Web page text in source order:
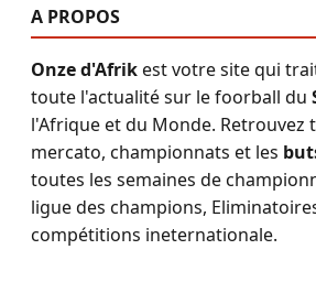
A PROPOS
Onze d'Afrikest votre site qui
toute l'actualité sur le foorball du
l'Afrique et du Monde. Retrouvez
mercato, championnats et les
toutes les semaines de
ligue des champions,
compétitions ineternationale.